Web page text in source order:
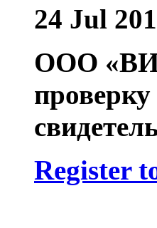
24 Jul
ООО
Register